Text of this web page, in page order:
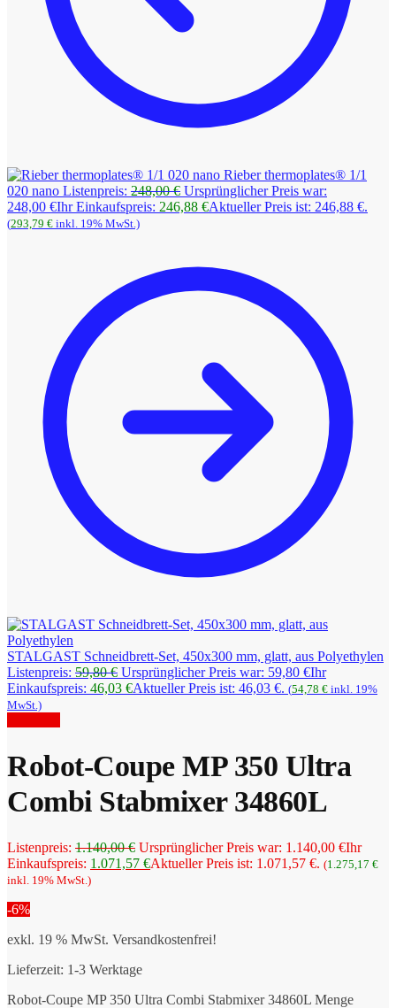
Rieber thermoplates® 1/1
020 nano Listenpreis: 248,00€ Ursprünglicher Preis war:
248,00 €Ihr Einkaufspreis: 246,88 €Aktueller Preis ist: 246,88 €.
(293,79 € inkl. 19% MwSt.)
STALGAST Schneidbrett-Set, 450x300 mm, glatt, aus Polyethylen
Listenpreis: 59,80€ Ursprünglicher Preis war: 59,80 €Ihr
Einkaufspreis: 46,03 €Aktueller Preis ist: 46,03 €. (54,78 € inkl. 19%
MwSt.)
Robot-Coupe MP 350 Ultra
Combi Stabmixer 34860L
Listenpreis: 1.140,00€ Ursprünglicher Preis war: 1.140,00 €Ihr
Einkaufspreis: 1.071,57 €Aktueller Preis ist: 1.071,57 €. (1.275,17 €
inkl. 19% MwSt.)
-6%
exkl. 19 % MwSt. Versandkostenfrei!
Lieferzeit: 1-3 Werktage
Robot-Coupe MP 350 Ultra Combi Stabmixer 34860L Menge